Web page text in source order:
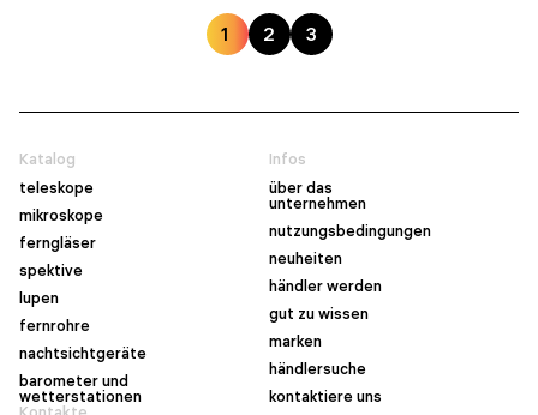
1 2 3
Katalog
teleskope
mikroskope
ferngläser
spektive
lupen
fernrohre
nachtsichtgeräte
barometer und
wetterstationen
Infos
über das
unternehmen
nutzungsbedingungen
neuheiten
händler werden
gut zu wissen
marken
händlersuche
kontaktiere uns